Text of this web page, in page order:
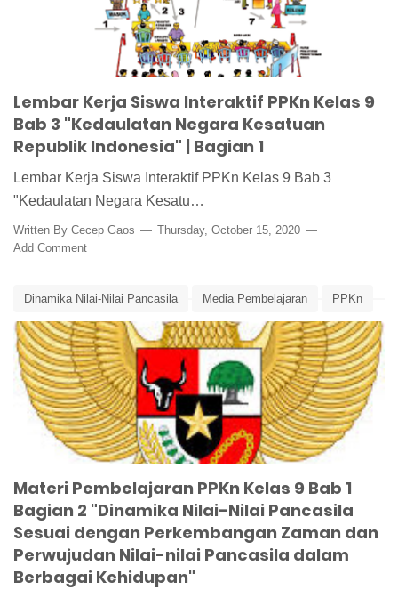
Lembar Kerja Siswa Interaktif PPKn Kelas 9
Bab 3 "Kedaulatan Negara Kesatuan
Republik Indonesia" | Bagian 1
Lembar Kerja Siswa Interaktif PPKn Kelas 9 Bab 3
"Kedaulatan Negara Kesatu…
Written By Cecep Gaos
Thursday, October 15, 2020
Add Comment
Dinamika Nilai-Nilai Pancasila Media Pembelajaran PPKn
Ringkasan Materi Ringkasan Materi PPKn
Ringkasan Materi PPKn Kelas 9 Bab 1
Ringkasan Materi PPKn Kelas 9 Bab 1 Bagian 2
Materi Pembelajaran PPKn Kelas 9 Bab 1
Bagian 2 "Dinamika Nilai-Nilai Pancasila
Sesuai dengan Perkembangan Zaman dan
Perwujudan Nilai-nilai Pancasila dalam
Berbagai Kehidupan"